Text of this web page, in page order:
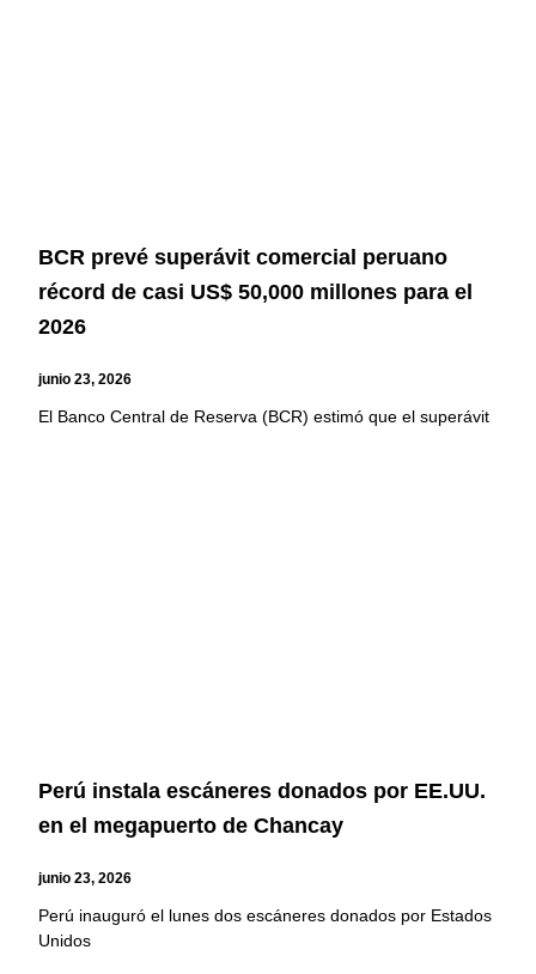
BCR prevé superávit comercial peruano
récord de casi US$ 50,000 millones para el
2026
junio 23, 2026
El Banco Central de Reserva (BCR) estimó que el superávit
Perú instala escáneres donados por EE.UU.
en el megapuerto de Chancay
junio 23, 2026
Perú inauguró el lunes dos escáneres donados por Estados
Unidos